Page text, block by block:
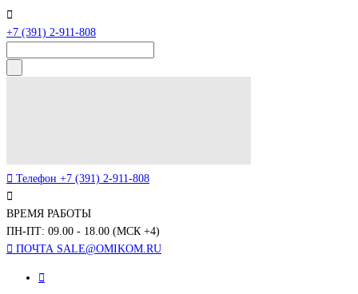
+7 (391) 2-911-808
Телефон +7 (391) 2-911-808
ВРЕМЯ РАБОТЫ
ПН-ПТ: 09.00 - 18.00 (МСК +4)
ПОЧТА SALE@OMIKOM.RU